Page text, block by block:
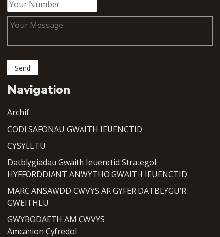
Navigation
Archif
CODI SAFONAU GWAITH IEUENCTID
CYSYLLTU
Datblygiadau Gwaith Ieuenctid Strategol
HYFFORDDIANT ANWYTHO GWAITH IEUENCTID
MARC ANSAWDD CWVYS AR GYFER DATBLYGU’R
GWEITHLU
GWYBODAETH AM CWVYS
Amcanion Cyfredol